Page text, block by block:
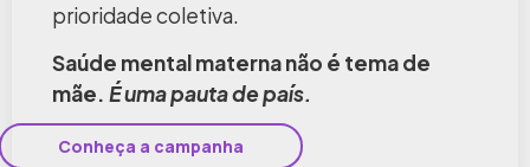
prioridade coletiva.
Saúde mental materna não é tema de
mãe. É uma pauta de país.
Conheça a campanha